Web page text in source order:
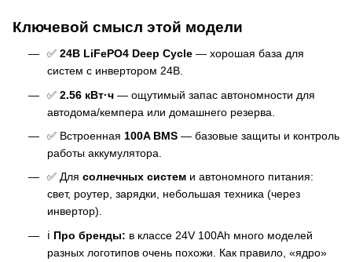
Ключевой смысл этой модели
✅ 24В LiFePO4 Deep Cycle — хорошая база для
систем с инвертором 24В.
✅ 2.56 кВт·ч — ощутимый запас автономности для
автодома/кемпера или домашнего резерва.
✅ Встроенная 100A BMS — базовые защиты и контроль
работы аккумулятора.
✅ Для солнечных систем и автономного питания:
свет, роутер, зарядки, небольшая техника (через
инвертор).
ℹ️ Про бренды: в классе 24V 100Ah много моделей
разных логотипов очень похожи. Как правило, «ядро»